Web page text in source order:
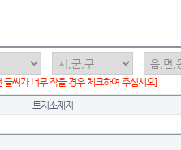
글씨가 너무 작을 경우 체크하여 주십시오]
토지소재지